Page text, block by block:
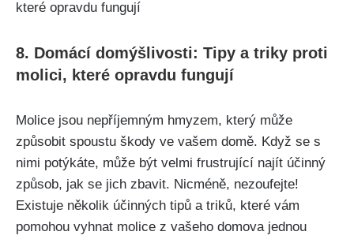
8. Domácí domýšlivosti: Tipy a triky proti
molici, které opravdu fungují
Molice jsou nepříjemným hmyzem, který může
způsobit spoustu​ škody ve vašem domě. Když se s
nimi potýkáte, může být velmi frustrující najít ‍účinný
způsob, jak se jich zbavit. Nicméně, nezoufejte!​
Existuje několik účinných tipů a triků, které vám
‌pomohou vyhnat molice z‌ vašeho domova jednou